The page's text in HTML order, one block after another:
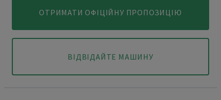
ОТРИМАТИ ОФІЦІЙНУ ПРОПОЗИЦІЮ
ВІДВІДАЙТЕ МАШИНУ